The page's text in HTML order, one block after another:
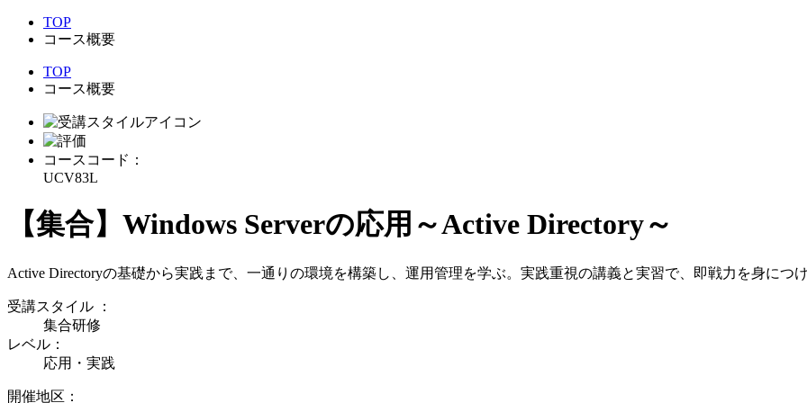
TOP
コース概要
TOP
コース概要
コースコード：
UCV83L
【集合】Windows Serverの応用～Active Directory～
Active Directoryの基礎から実践まで、一通りの環境を構築し、運用管理を学ぶ。実践重視の講義と実習で、即戦力を身につ
受講スタイル ：
集合研修
レベル：
応用・実践
開催地区：